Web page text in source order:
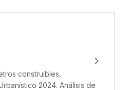
construibles,
2024. Análisis de